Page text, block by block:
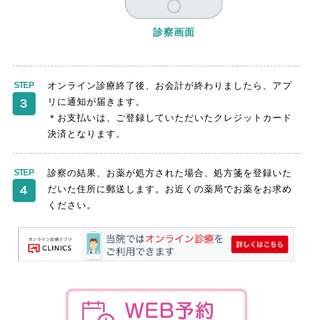
診察画面
オンライン診療終了後、お会計が終わりましたら、アプ
リに通知が届きます。
＊お支払いは、ご登録していただいたクレジットカード
決済となります。
診察の結果、お薬が処方された場合、処方箋を登録いた
だいた住所に郵送します。お近くの薬局でお薬をお求め
ください。